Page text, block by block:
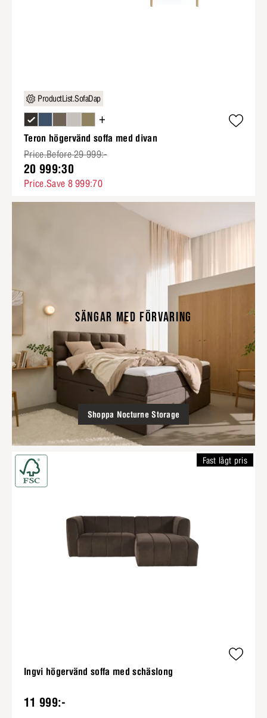
ProductList.SofaDap
+
Teron högervänd soffa med divan
Price.Before 29 999:-
20 999:30
Price.Save 8 999:70
SÄNGAR MED FÖRVARING
Shoppa Nocturne Storage
Ingvi högervänd soffa med schäslong
11 999:-
Fast lågt pris